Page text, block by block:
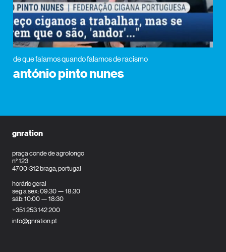
de que falamos quando falamos de racismo
antónio pinto nunes
gnration
praça conde de agrolongo
n° 123
4700-312 braga, portugal
horário geral
seg a sex: 09:30 — 18:30
sáb: 10:00 — 18:30
+351 253 142 200
info@gnration.pt